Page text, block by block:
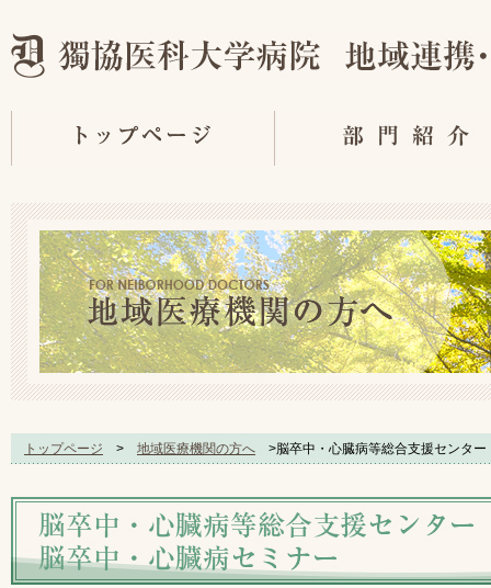
トップページ > 地域医療機関の方へ >脳卒中・心臓病等総合支援センタ